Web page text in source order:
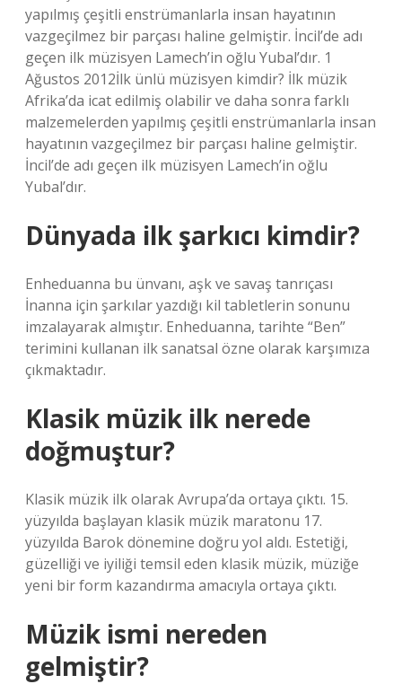
yapılmış çeşitli enstrümanlarla insan hayatının
vazgeçilmez bir parçası haline gelmiştir. İncil’de adı
geçen ilk müzisyen Lamech’in oğlu Yubal’dır. 1
Ağustos 2012İlk ünlü müzisyen kimdir? İlk müzik
Afrika’da icat edilmiş olabilir ve daha sonra farklı
malzemelerden yapılmış çeşitli enstrümanlarla insan
hayatının vazgeçilmez bir parçası haline gelmiştir.
İncil’de adı geçen ilk müzisyen Lamech’in oğlu
Yubal’dır.
Dünyada ilk şarkıcı kimdir?
Enheduanna bu ünvanı, aşk ve savaş tanrıçası
İnanna için şarkılar yazdığı kil tabletlerin sonunu
imzalayarak almıştır. Enheduanna, tarihte “Ben”
terimini kullanan ilk sanatsal özne olarak karşımıza
çıkmaktadır.
Klasik müzik ilk nerede
doğmuştur?
Klasik müzik ilk olarak Avrupa’da ortaya çıktı. 15.
yüzyılda başlayan klasik müzik maratonu 17.
yüzyılda Barok dönemine doğru yol aldı. Estetiği,
güzelliği ve iyiliği temsil eden klasik müzik, müziğe
yeni bir form kazandırma amacıyla ortaya çıktı.
Müzik ismi nereden
gelmiştir?